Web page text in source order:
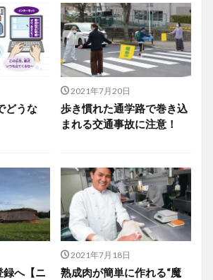
どうな
2021年7月20日
歩き慣れた通学路で巻き込
まれる交通事故に注意！
録へ【ニ
2021年7月18日
熟成肉が簡単に作れる“魔